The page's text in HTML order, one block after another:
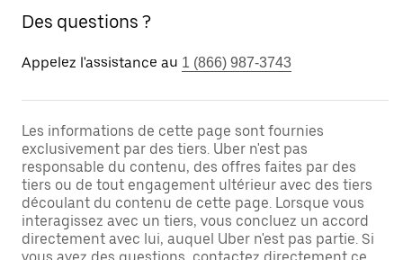
Des questions ?
Appelez l'assistance au 1 (866) 987-3743
Les informations de cette page sont fournies
exclusivement par des tiers. Uber n'est pas
responsable du contenu, des offres faites par des
tiers ou de tout engagement ultérieur avec des tiers
découlant du contenu de cette page. Lorsque vous
interagissez avec un tiers, vous concluez un accord
directement avec lui, auquel Uber n'est pas partie. Si